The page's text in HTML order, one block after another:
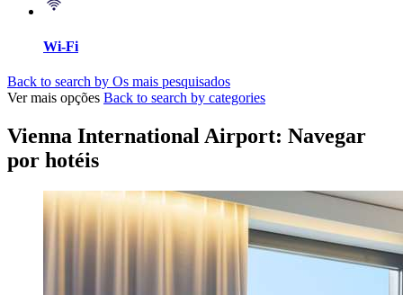
Wi-Fi
Back to search by Os mais pesquisados
Ver mais opções Back to search by categories
Vienna International Airport: Navegar
por hotéis